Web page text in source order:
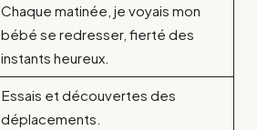
Chaque matinée, je voyais mon
bébé se redresser, fierté des
instants heureux.
Essais et découvertes des
déplacements.